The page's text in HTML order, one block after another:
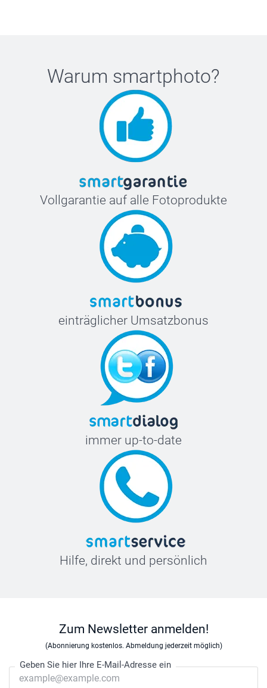
Warum smartphoto?
Vollgarantie auf alle Fotoprodukte
einträglicher Umsatzbonus
immer up-to-date
Hilfe, direkt und persönlich
Zum Newsletter anmelden!
(Abonnierung kostenlos. Abmeldung jederzeit möglich)
Geben Sie hier Ihre E-Mail-Adresse ein